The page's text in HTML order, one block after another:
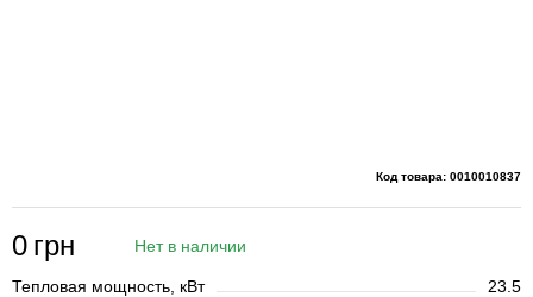
Код товара: 0010010837
0 грн Нет в наличии
Тепловая мощность, кВт
23.5